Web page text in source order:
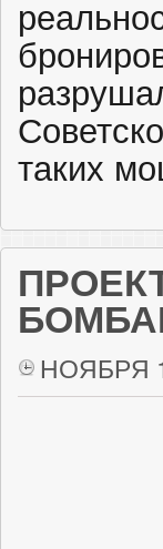
таких
НОЯБРЯ